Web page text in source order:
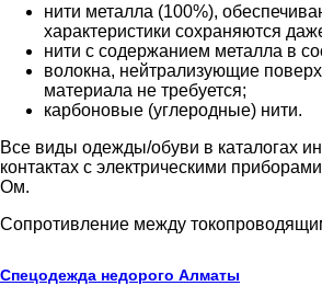
нити металла (100%),
характеристики сохраняются
нити с содержанием металла в
волокна, нейтрализующие
материала не требуется;
карбоновые (углеродные) нити.
Все виды одежды/обуви в каталогах
контактах с электрическими
Ом.
Сопротивление между
Спецодежда недорого Алматы